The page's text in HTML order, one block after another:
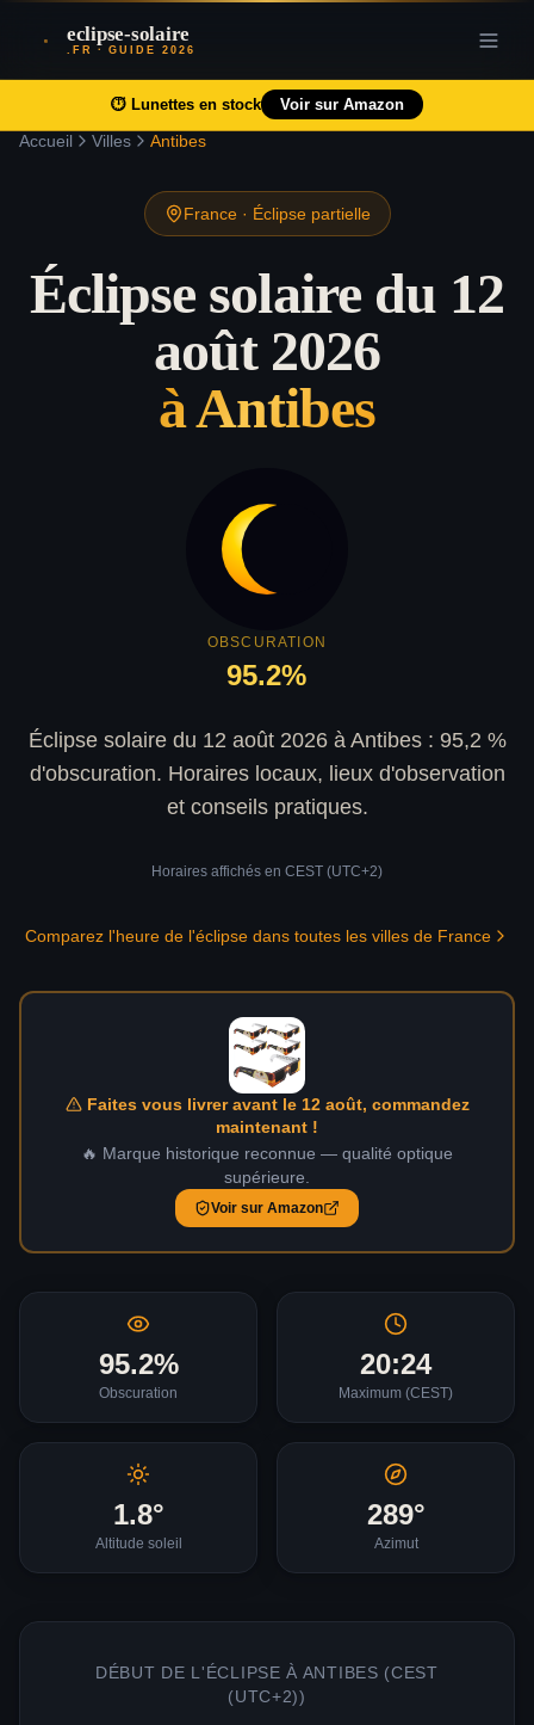
eclipse-solaire
.FR · GUIDE 2026
⏱️ Lunettes en stock Voir sur Amazon
Accueil Villes Antibes
France· Éclipse partielle
Éclipse solaire du 12
août 2026
àAntibes
OBSCURATION
95.2%
Éclipse solaire du 12 août 2026 à Antibes : 95,2 %
d'obscuration. Horaires locaux, lieux d'observation
et conseils pratiques.
Horaires affichés en CEST (UTC+2)
Comparez l'heure de l'éclipse dans toutes les villes de France
Faites vous livrer avant le 12 août, commandez
maintenant !
🔥 Marque historique reconnue — qualité optique
supérieure.
Voir sur Amazon
95.2%
Obscuration
20:24
Maximum (CEST)
1.8°
Altitude soleil
289°
Azimut
DÉBUT DE L'ÉCLIPSE À ANTIBES (CEST
(UTC+2))